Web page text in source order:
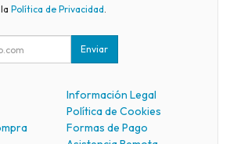
Política de Privacidad.
Enviar
Información Legal
Política de Cookies
Formas de Pago